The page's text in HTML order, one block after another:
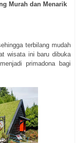
Murah dan Menarik
terbilang mudah
wisata ini baru dibuka
primadona bagi